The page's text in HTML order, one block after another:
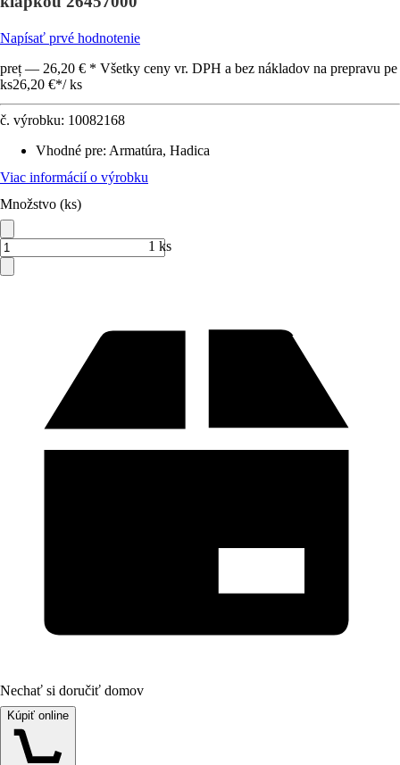
Napísať prvé hodnotenie
preț — 26,20 € * Všetky ceny vr. DPH a bez nákladov na prepravu pe
ks26,20 €*/ ks
č. výrobku: 10082168
Vhodné pre: Armatúra, Hadica
Viac informácií o výrobku
Množstvo (ks)
1 ks
Nechať si doručiť domov
Kúpiť online